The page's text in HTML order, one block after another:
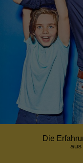
Die
aus